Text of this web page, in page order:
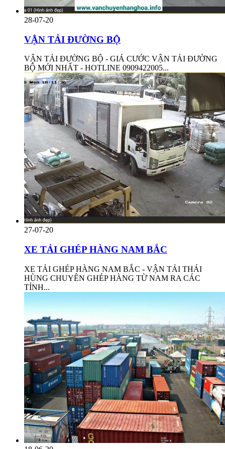
28-07-20
VẬN TẢI ĐƯỜNG BỘ
VẬN TẢI ĐƯỜNG BỘ - GIÁ CƯỚC VẬN TẢI ĐƯỜNG
BỘ MỚI NHẤT - HOTLINE 0909422005...
27-07-20
XE TẢI GHÉP HÀNG NAM BẮC
XE TẢI GHÉP HÀNG NAM BẮC - VẬN TẢI THÁI
HÙNG CHUYÊN GHÉP HÀNG TỪ NAM RA CÁC
TỈNH...